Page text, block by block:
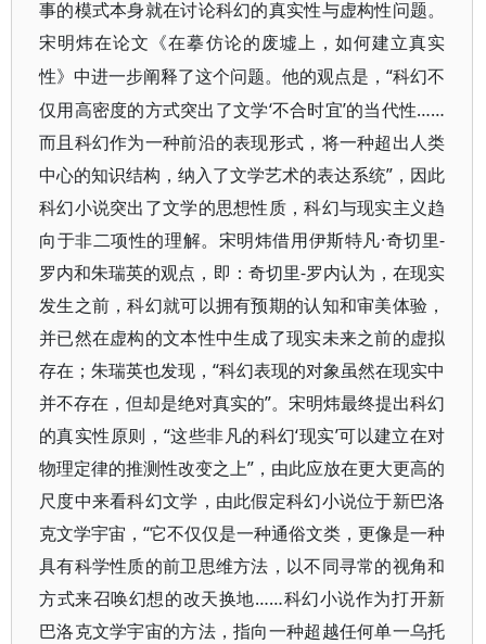
事的模式本身就在讨论科幻的真实性与虚构性问题。
宋明炜在论文《在摹仿论的废墟上，如何建立真实
性》中进一步阐释了这个问题。他的观点是，“科幻不
仅用高密度的方式突出了文学‘不合时宜’的当代性……
而且科幻作为一种前沿的表现形式，将一种超出人类
中心的知识结构，纳入了文学艺术的表达系统”，因此
科幻小说突出了文学的思想性质，科幻与现实主义趋
向于非二项性的理解。宋明炜借用伊斯特凡·奇切里-
罗内和朱瑞英的观点，即：奇切里-罗内认为，在现实
发生之前，科幻就可以拥有预期的认知和审美体验，
并已然在虚构的文本性中生成了现实未来之前的虚拟
存在；朱瑞英也发现，“科幻表现的对象虽然在现实中
并不存在，但却是绝对真实的”。宋明炜最终提出科幻
的真实性原则，“这些非凡的科幻‘现实’可以建立在对
物理定律的推测性改变之上”，由此应放在更大更高的
尺度中来看科幻文学，由此假定科幻小说位于新巴洛
克文学宇宙，“它不仅仅是一种通俗文类，更像是一种
具有科学性质的前卫思维方法，以不同寻常的视角和
方式来召唤幻想的改天换地……科幻小说作为打开新
巴洛克文学宇宙的方法，指向一种超越任何单一乌托